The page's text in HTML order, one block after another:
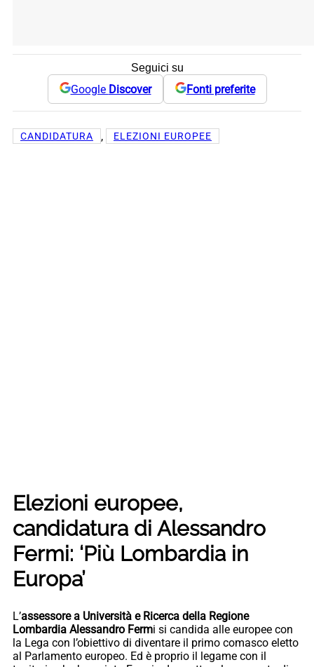
Seguici su
Google Discover Fonti preferite
CANDIDATURA , ELEZIONI EUROPEE
Elezioni europee,
candidatura di Alessandro
Fermi: ‘Più Lombardia in
Europa’
L’assessore a Università e Ricerca della Regione
Lombardia Alessandro Fermi si candida alle europee con
la Lega con l’obiettivo di diventare il primo comasco eletto
al Parlamento europeo. Ed è proprio il legame con il